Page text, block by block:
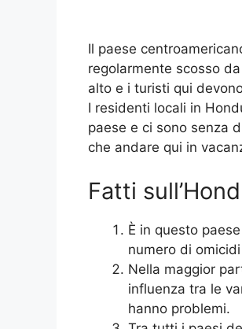
Il paese
regolarmente scosso
alto e i turisti qui
I residenti locali in
paese e ci sono senza
che andare qui in
Fatti
È in questo
numero di
Nella maggior
influenza tra le
hanno problemi.